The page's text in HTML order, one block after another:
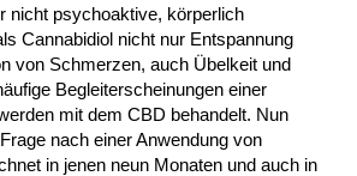
nicht psychoaktive, körperlich
Cannabidiol nicht nur Entspannung
von Schmerzen, auch Übelkeit und
Begleiterscheinungen einer
mit dem CBD behandelt. Nun
nach einer Anwendung von
in jenen neun Monaten und auch in